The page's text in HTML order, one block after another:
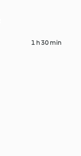
1 h 30 min